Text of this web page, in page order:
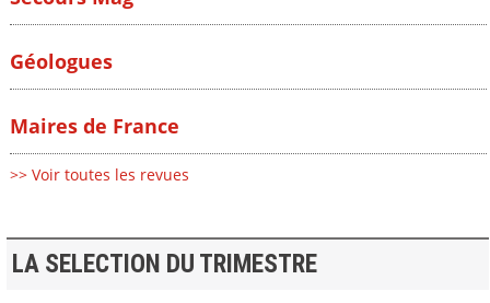
Géologues
Maires de France
>> Voir toutes les revues
LA SELECTION DU TRIMESTRE